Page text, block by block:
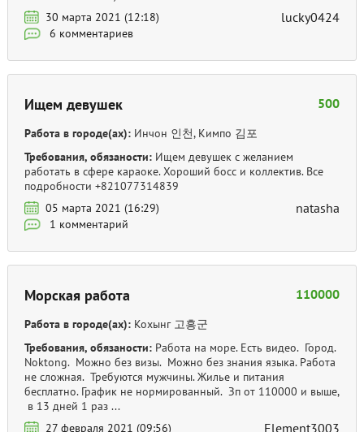
30 марта 2021 (12:18)
6 комментариев
lucky0424
Ищем девушек 500
Работа в городе(ах): Инчон 인천, Кимпо 김포
Требования, обязаности: Ищем девушек с желанием
работать в сфере караоке. Хороший босс и коллектив. Все
подробности +821077314839
05 марта 2021 (16:29)
1 комментарий
natasha
Морская работа 110000
Работа в городе(ах): Кохынг 고흥군
Требования, обязаности: Работа на море. Есть видео. Город.
Noktong. Можно без визы. Можно без знания языка. Работа
не сложная. Требуются мужчины. Жилье и питания
бесплатно. График не нормированный. Зп от 110000 и выше,
в 13 дней 1 раз ...
27 февраля 2021 (09:56)
Element3003